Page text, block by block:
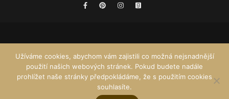
Užíváme cookies, abychom vám zajistili co možná nejsnadnější
použití našich webových stránek. Pokud budete nadále
prohlížet naše stránky předpokládáme, že s použitím cookies
souhlasíte.